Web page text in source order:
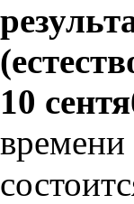
10
времени